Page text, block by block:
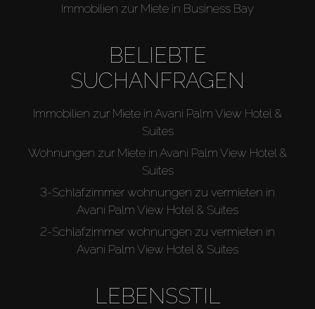
Immobilien zur Miete in Business Bay
BELIEBTE
SUCHANFRAGEN
Immobilien zur Miete in Avani Palm View Hotel &
Suites
Wohnungen zur Miete in Avani Palm View Hotel &
Suites
3-Schlafzimmer wohnungen zu vermieten in
Avani Palm View Hotel & Suites
2-Schlafzimmer wohnungen zu vermieten in
Avani Palm View Hotel & Suites
LEBENSSTIL